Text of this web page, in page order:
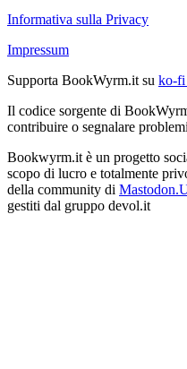
Informativa sulla Privacy
Impressum
Supporta BookWyrm.it su ko-fi
Il codice sorgente di
contribuire o segnalare
Bookwyrm.it è un progetto
scopo di lucro e totalmente
della community di
gestiti dal gruppo devol.it